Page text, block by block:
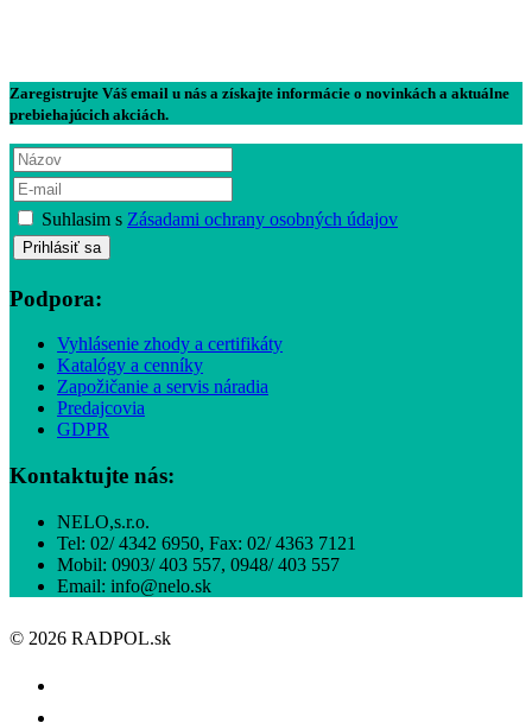
Zaregistrujte Váš email u nás a získajte informácie o novinkách a aktuálne
prebiehajúcich akciách.
Suhlasim s Zásadami ochrany osobných údajov
Podpora:
Vyhlásenie zhody a certifikáty
Katalógy a cenníky
Zapožičanie a servis náradia
Predajcovia
GDPR
Kontaktujte nás:
NELO,s.r.o.
Tel: 02/ 4342 6950, Fax: 02/ 4363 7121
Mobil: 0903/ 403 557, 0948/ 403 557
Email: info@nelo.sk
© 2026 RADPOL.sk